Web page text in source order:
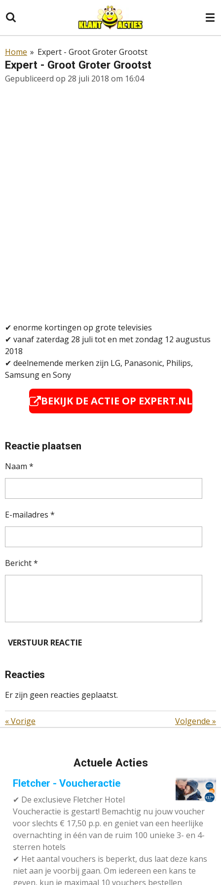
direct
naar
hoofdinhoud
Home » Expert - Groot Groter Grootst
Expert - Groot Groter Grootst
Gepubliceerd op 28 juli 2018 om 16:04
✔ enorme kortingen op grote televisies
✔ vanaf zaterdag 28 juli tot en met zondag 12 augustus
2018
✔ deelnemende merken zijn LG, Panasonic, Philips,
Samsung en Sony
BEKIJK DE ACTIE OP EXPERT.NL
Reactie plaatsen
Naam *
E-mailadres *
Bericht *
VERSTUUR REACTIE
Reacties
Er zijn geen reacties geplaatst.
«Vorige Volgende »
Actuele Acties
Fletcher - Voucheractie
✔ De exclusieve Fletcher Hotel
Voucheractie is gestart! Bemachtig nu jouw voucher
voor slechts € 17,50 p.p. en geniet van een heerlijke
overnachting in één van de ruim 100 unieke 3- en 4-
sterren hotels
✔ Het aantal vouchers is beperkt, dus laat deze kans
niet aan je voorbij gaan. Om iedereen een kans te
geven, kun je maximaal 10 vouchers bestellen